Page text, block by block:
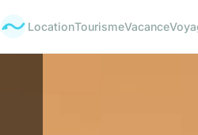
LocationTourismeVacance